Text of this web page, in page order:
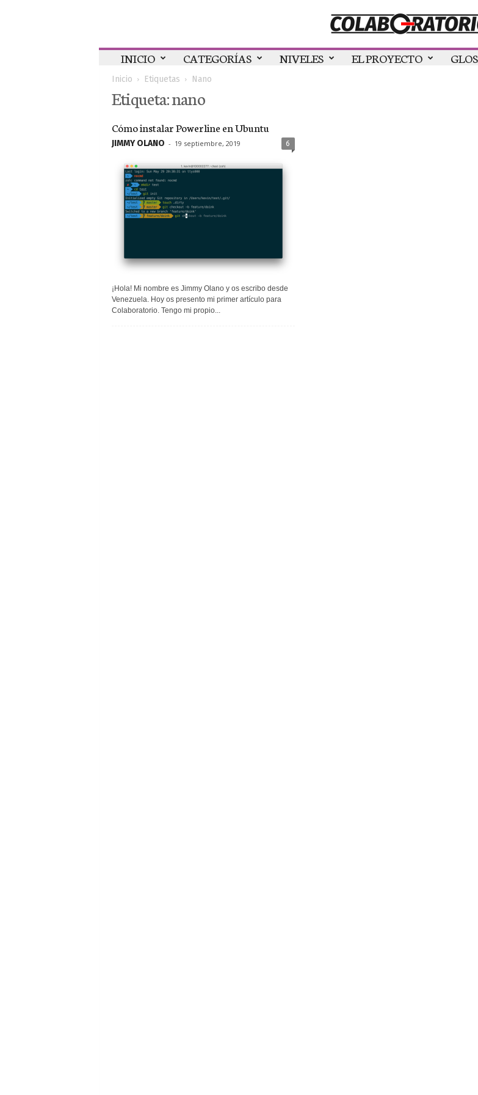
Colaboratorio
INICIO CATEGORÍAS NIVELES EL PROYECTO
Inicio Etiquetas Nano
Etiqueta: nano
Cómo instalar Powerline en Ubuntu
JIMMY OLANO - 19 septiembre, 2019 6
¡Hola! Mi nombre es Jimmy Olano y os escribo desde
Venezuela. Hoy os presento mi primer artículo para
Colaboratorio. Tengo mi propio...